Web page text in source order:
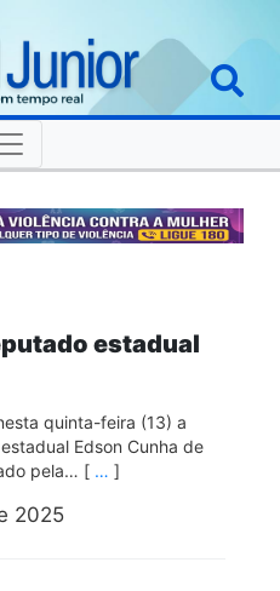
estadual
quinta-feira (13) a
Edson Cunha de
pela… [ … ]
2025